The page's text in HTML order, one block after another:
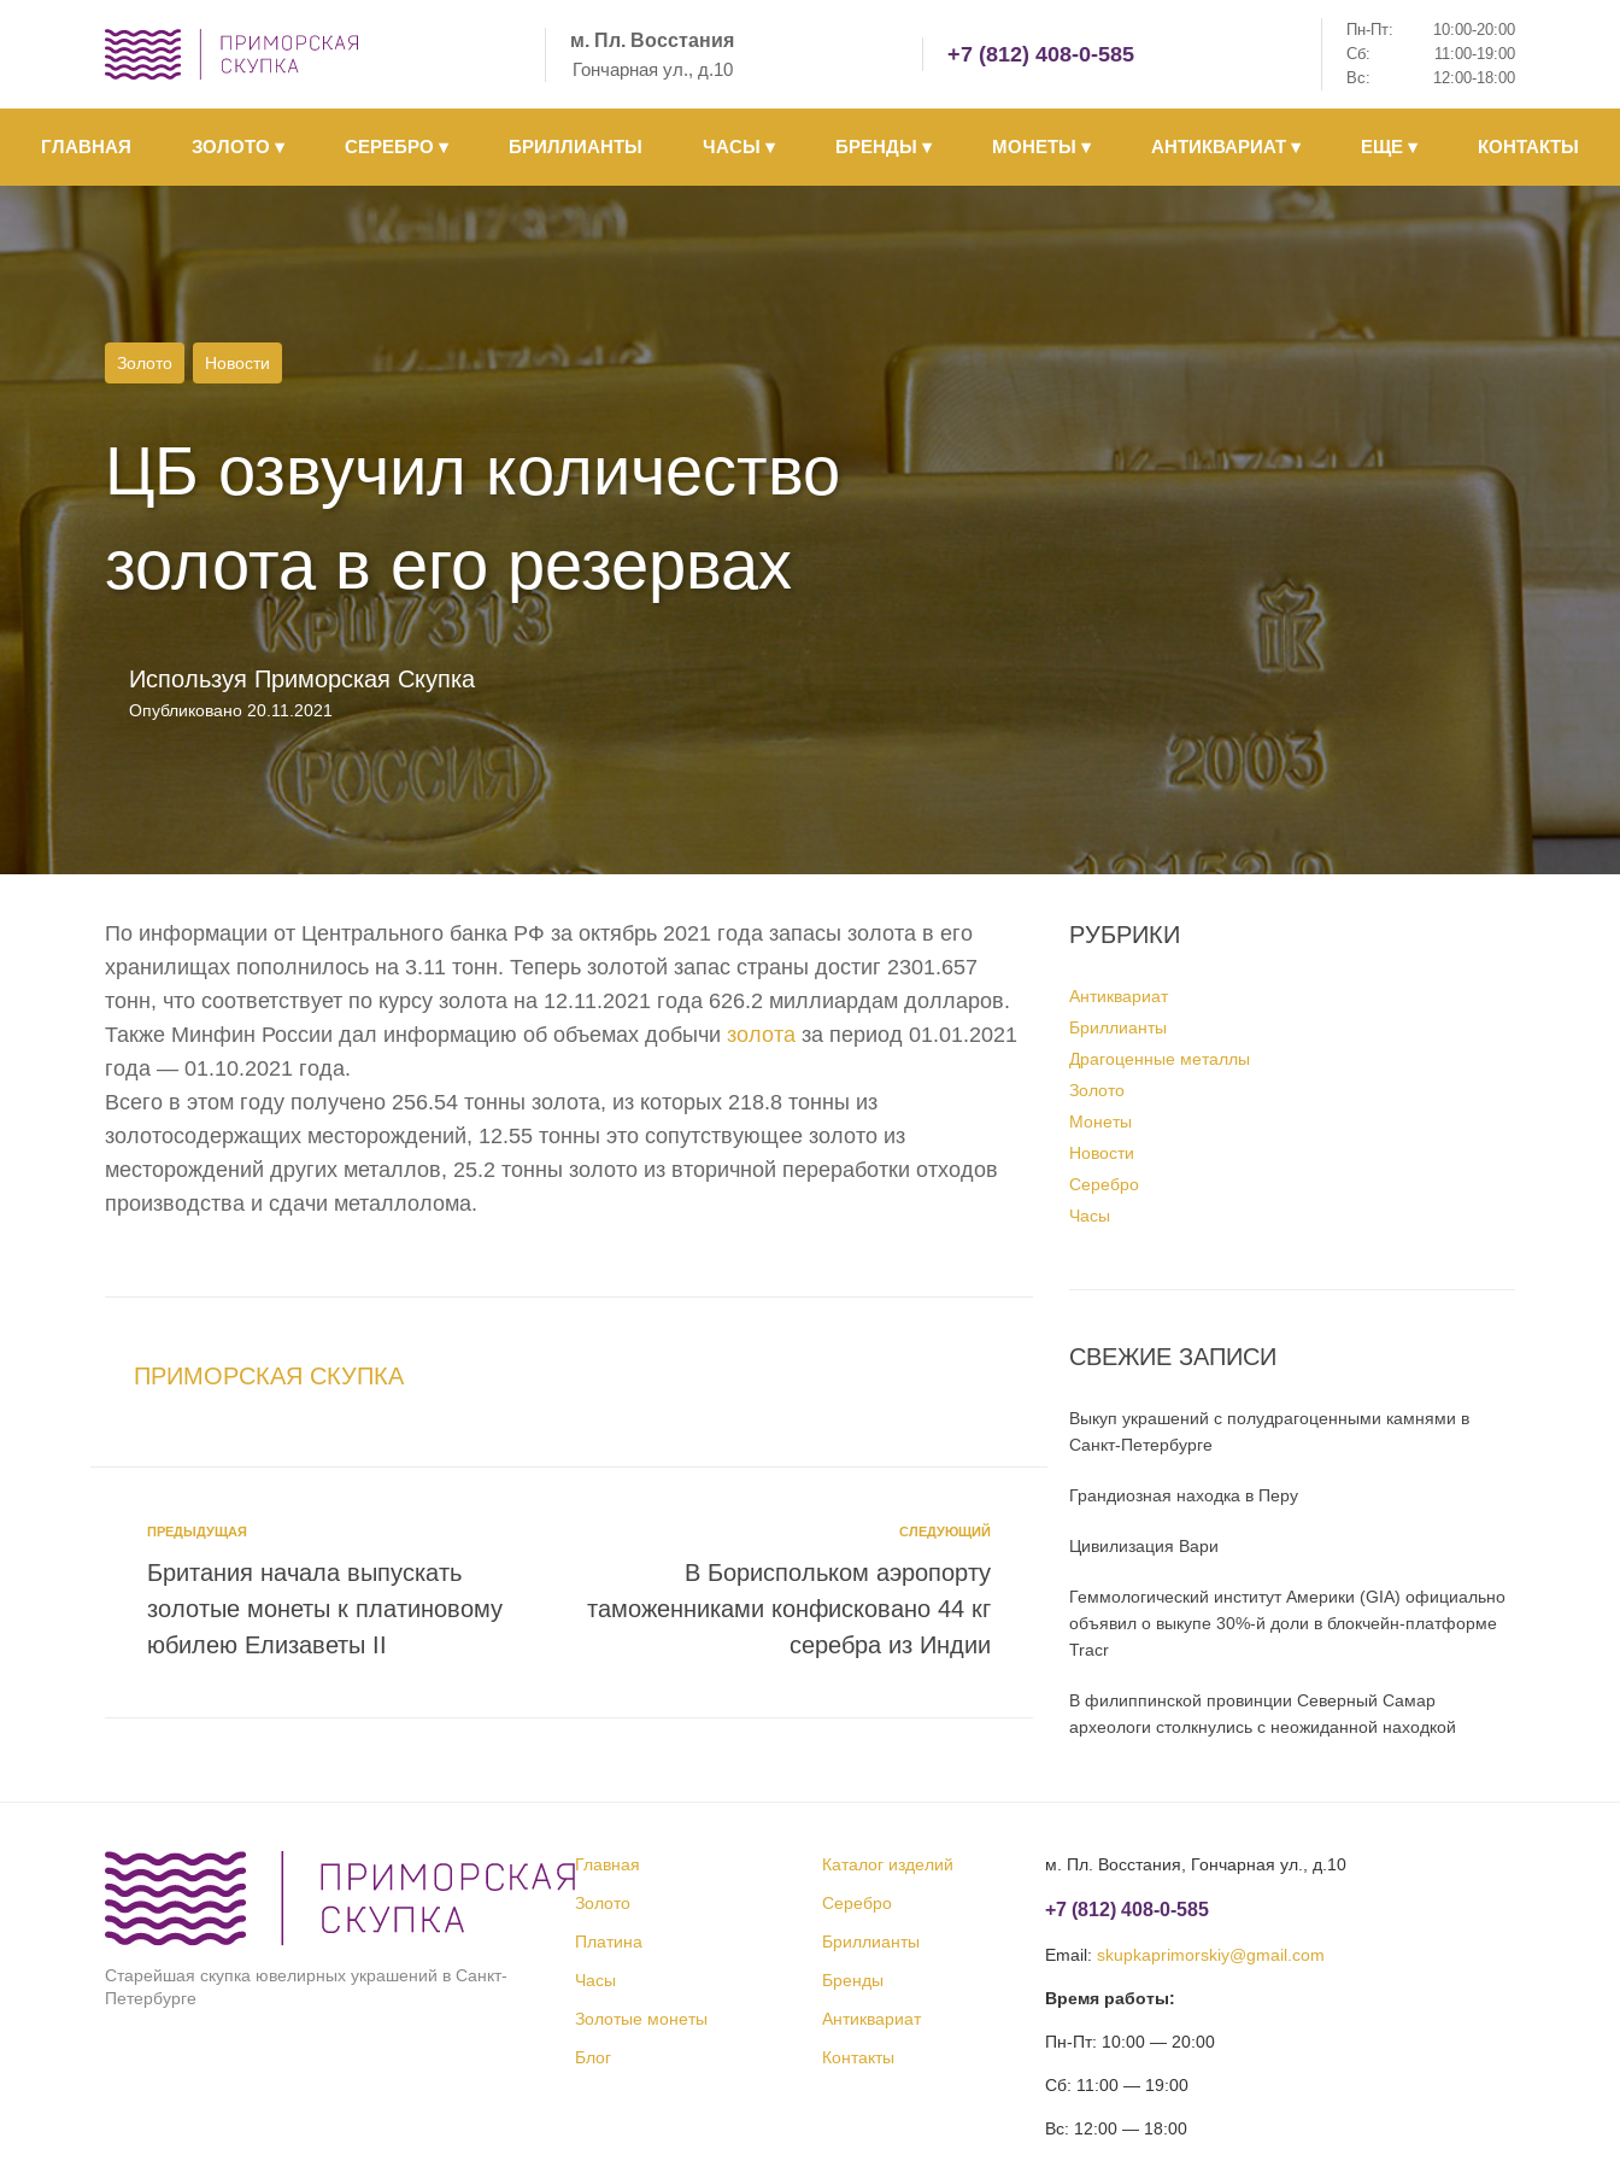
м. Пл. Восстания
Гончарная ул., д.10
+7 (812) 408-0-585
Пн-Пт:
10:00-20:00
Сб:
11:00-19:00
Вс:
12:00-18:00
ГЛАВНАЯ ЗОЛОТО ▾ СЕРЕБРО ▾ БРИЛЛИАНТЫ ЧАСЫ ▾ БРЕНДЫ ▾ МОНЕТЫ ▾ АНТИКВАРИАТ ▾ ЕЩЕ ▾ КОНТАКТЫ
Золото Новости
ЦБ озвучил количество
золота в его резервах
Используя Приморская Скупка
Опубликовано 20.11.2021
По информации от Центрального банка РФ за октябрь 2021 года запасы золота в его
хранилищах пополнилось на 3.11 тонн. Теперь золотой запас страны достиг 2301.657
тонн, что соответствует по курсу золота на 12.11.2021 года 626.2 миллиардам долларов.
Также Минфин России дал информацию об объемах добычи золота за период 01.01.2021
года — 01.10.2021 года.
Всего в этом году получено 256.54 тонны золота, из которых 218.8 тонны из
золотосодержащих месторождений, 12.55 тонны это сопутствующее золото из
месторождений других металлов, 25.2 тонны золото из вторичной переработки отходов
производства и сдачи металлолома.
ПРИМОРСКАЯ СКУПКА
ПРЕДЫДУЩАЯ
Британия начала выпускать
золотые монеты к платиновому
юбилею Елизаветы II
СЛЕДУЮЩИЙ
В Бориспольком аэропорту
таможенниками конфисковано 44 кг
серебра из Индии
РУБРИКИ
Антиквариат
Бриллианты
Драгоценные металлы
Золото
Монеты
Новости
Серебро
Часы
СВЕЖИЕ ЗАПИСИ
Выкуп украшений с полудрагоценными камнями в
Санкт-Петербурге
Грандиозная находка в Перу
Цивилизация Вари
Геммологический институт Америки (GIA) официально
объявил о выкупе 30%-й доли в блокчейн-платформе
Tracr
В филиппинской провинции Северный Самар
археологи столкнулись с неожиданной находкой
Старейшая скупка ювелирных украшений в Санкт-
Петербурге
Главная
Каталог изделий
Золото
Серебро
Платина
Бриллианты
Часы
Бренды
Золотые монеты
Антиквариат
Блог
Контакты
м. Пл. Восстания, Гончарная ул., д.10
+7 (812) 408-0-585
Email: skupkaprimorskiy@gmail.com
Время работы:
Пн-Пт: 10:00 — 20:00
Сб: 11:00 — 19:00
Вс: 12:00 — 18:00